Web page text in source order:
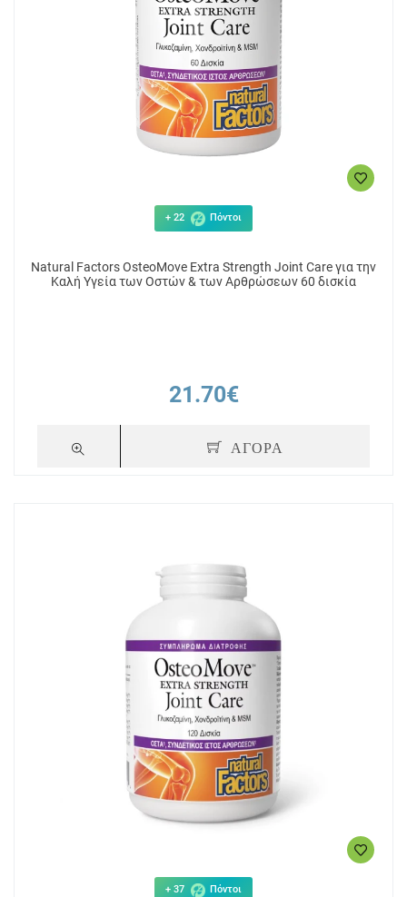
+ 22 Πόντοι
Natural Factors OsteoMove Extra Strength Joint Care για την
Καλή Υγεία των Οστών & των Αρθρώσεων 60 δισκία
21.70€
ΑΓΟΡΑ
+ 37 Πόντοι